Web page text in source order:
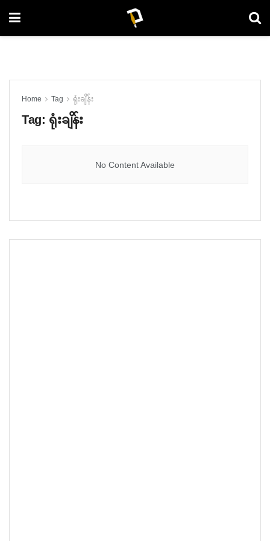
Home Tag ရုံးချိန်း
Tag: ရုံးချိန်း
No Content Available